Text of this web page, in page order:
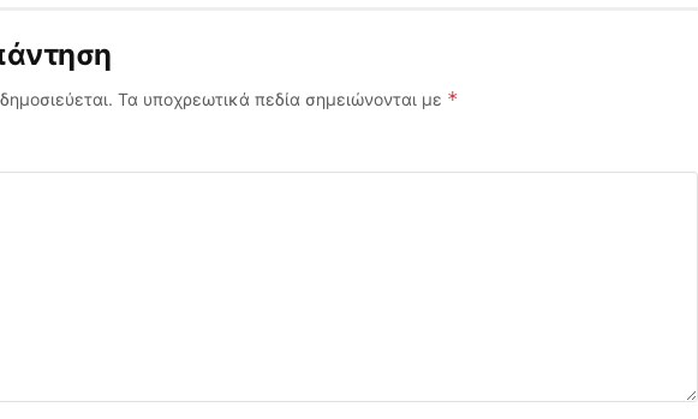
Τα υποχρεωτικά πεδία σημειώνονται με *